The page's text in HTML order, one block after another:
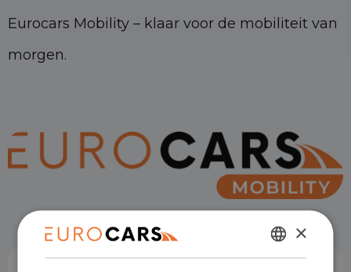
Eurocars Mobility – klaar voor de mobiliteit van
morgen.
DUTCH
×